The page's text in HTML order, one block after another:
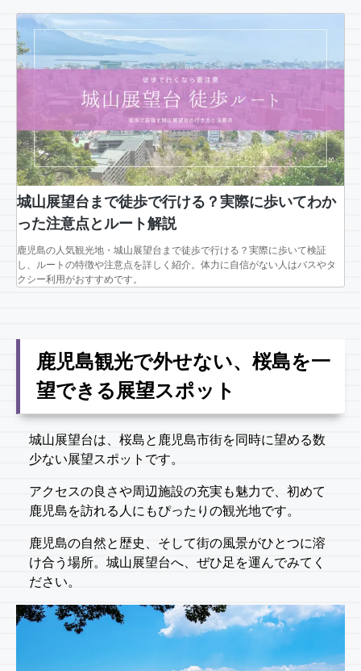
城山展望台まで徒歩で行ける？実際に歩いてわか
った注意点とルート解説
鹿児島の人気観光地・城山展望台まで徒歩で行ける？実際に歩いて検証
し、ルートの特徴や注意点を詳しく紹介。体力に自信がない人はバスやタ
クシー利用がおすすめです。
鹿児島観光で外せない、桜島を一
望できる展望スポット
城山展望台は、桜島と鹿児島市街を同時に望める数
少ない展望スポットです。
アクセスの良さや周辺施設の充実も魅力で、初めて
鹿児島を訪れる人にもぴったりの観光地です。
鹿児島の自然と歴史、そして街の風景がひとつに溶
け合う場所。城山展望台へ、ぜひ足を運んでみてく
ださい。